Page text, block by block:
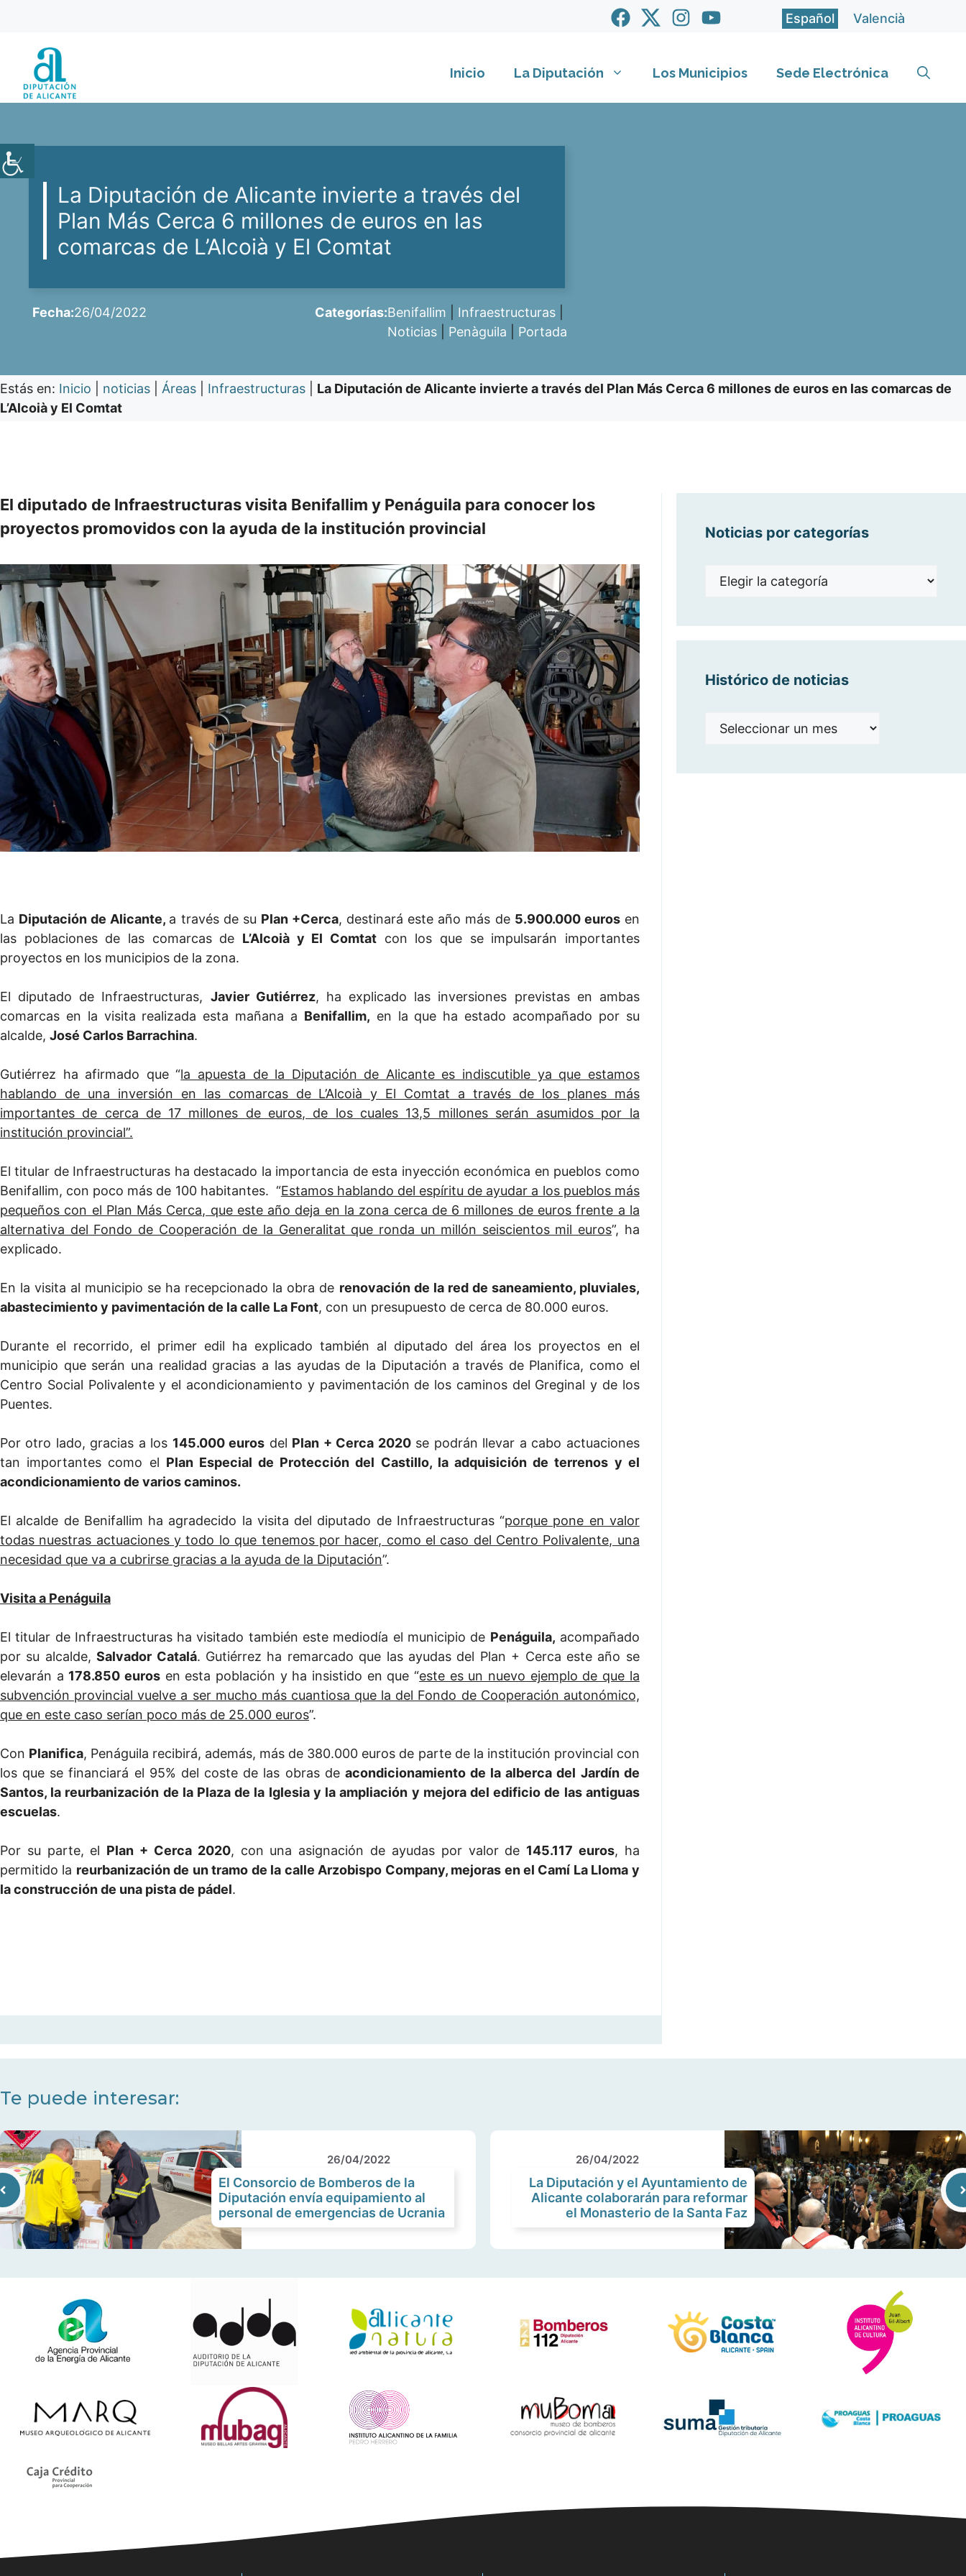
contenido
Español Valencià
Inicio La Diputación Los Municipios Sede Electrónica
La Diputación de Alicante invierte a través del
Plan Más Cerca 6 millones de euros en las
comarcas de L’Alcoià y El Comtat
Fecha:26/04/2022 Categorías:Benifallim Infraestructuras
Noticias
Penàguila Portada
Estás en: Inicio noticias Áreas Infraestructuras
La Diputación de Alicante invierte a través del Plan Más Cerca 6 millones de euros en las comarcas de
L’Alcoià y El Comtat
El diputado de Infraestructuras visita Benifallim y Penáguila para conocer los
proyectos promovidos con la ayuda de la institución provincial
La Diputación de Alicante, a través de su Plan +Cerca, destinará este año más de 5.900.000 eurosen
las poblaciones de las comarcas de L’Alcoià y El Comtatcon los que se impulsarán importantes
proyectos en los municipios de la zona.
El diputado de Infraestructuras, Javier Gutiérrez, ha explicado las inversiones previstas en ambas
comarcas en la visita realizada esta mañana a Benifallim, en la que ha estado acompañado por su
alcalde, José Carlos Barrachina.
Gutiérrez ha afirmado que “la apuesta de la Diputación de Alicante es indiscutible ya que estamos
hablando de una inversión en las comarcas de L’Alcoià y El Comtat a través de los planes más
importantes de cerca de 17 millones de euros, de los cuales 13,5 millones serán asumidos por la
institución provincial”.
El titular de Infraestructuras ha destacado la importancia de esta inyección económica en pueblos como
Benifallim, con poco más de 100 habitantes. “Estamos hablando del espíritu de ayudar a los pueblos más
pequeños con el Plan Más Cerca, que este año deja en la zona cerca de 6 millones de euros frente a la
alternativa del Fondo de Cooperación de la Generalitat que ronda un millón seiscientos mil euros”, ha
explicado.
En la visita al municipio se ha recepcionado la obra de renovación de la red de saneamiento, pluviales,
abastecimiento y pavimentación de la calle La Font, con un presupuesto de cerca de 80.000 euros.
Durante el recorrido, el primer edil ha explicado también al diputado del área los proyectos en el
municipio que serán una realidad gracias a las ayudas de la Diputación a través de Planifica, como el
Centro Social Polivalente y el acondicionamiento y pavimentación de los caminos del Greginal y de los
Puentes.
Por otro lado, gracias a los 145.000 euros del Plan + Cerca 2020se podrán llevar a cabo actuaciones
tan importantes como el Plan Especial de Protección del Castillo, la adquisición de terrenos y el
acondicionamiento de varios caminos.
El alcalde de Benifallim ha agradecido la visita del diputado de Infraestructuras “porque pone en valor
todas nuestras actuaciones y todo lo que tenemos por hacer, como el caso del Centro Polivalente, una
necesidad que va a cubrirse gracias a la ayuda de la Diputación”.
Visita a Penáguila
El titular de Infraestructuras ha visitado también este mediodía el municipio de Penáguila, acompañado
por su alcalde,Salvador Catalá. Gutiérrez ha remarcado que las ayudas del Plan + Cerca este año se
elevarán a 178.850 euros en esta población y ha insistido en que “este es un nuevo ejemplo de que la
subvención provincial vuelve a ser mucho más cuantiosa que la del Fondo de Cooperación autonómico,
que en este caso serían poco más de 25.000 euros”.
Con Planifica, Penáguila recibirá, además, más de 380.000 euros de parte de la institución provincial con
los que se financiará el 95% del coste de las obras de acondicionamiento de la alberca del Jardín de
Santos, la reurbanización de la Plaza de la Iglesia y la ampliación y mejora del edificio de las antiguas
escuelas.
Por su parte, el Plan + Cerca 2020, con una asignación de ayudas por valor de 145.117 euros, ha
permitido la reurbanización de un tramo de la calle Arzobispo Company, mejoras en el Camí La Lloma y
la construcción de una pista de pádel.
Noticias por categorías
Noticias
Histórico de noticias
Histórico
Te puede interesar:
26/04/2022
El Consorcio de Bomberos de la
Diputación envía equipamiento al
personal de emergencias de Ucrania
26/04/2022
La Diputación y el Ayuntamiento de
Alicante colaborarán para reformar
el Monasterio de la Santa Faz